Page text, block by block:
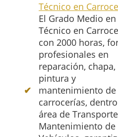
Técnico en
El Grado Medio en
Técnico en
con 2000 horas,
profesionales en
reparación, chapa,
pintura y
mantenimiento de
carrocerías,
área de
Mantenimiento de